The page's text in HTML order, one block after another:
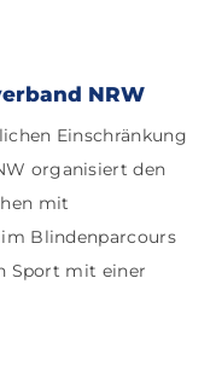
NRW
Einschränkung
organisiert den
mit
Blindenparcours
Sport mit einer